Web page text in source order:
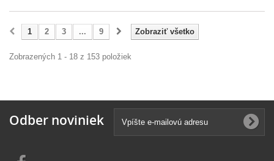
Zobraziť všetko
1 2 3 ... 9
Zobrazených 1 - 18 z 153 položiek
Odber noviniek